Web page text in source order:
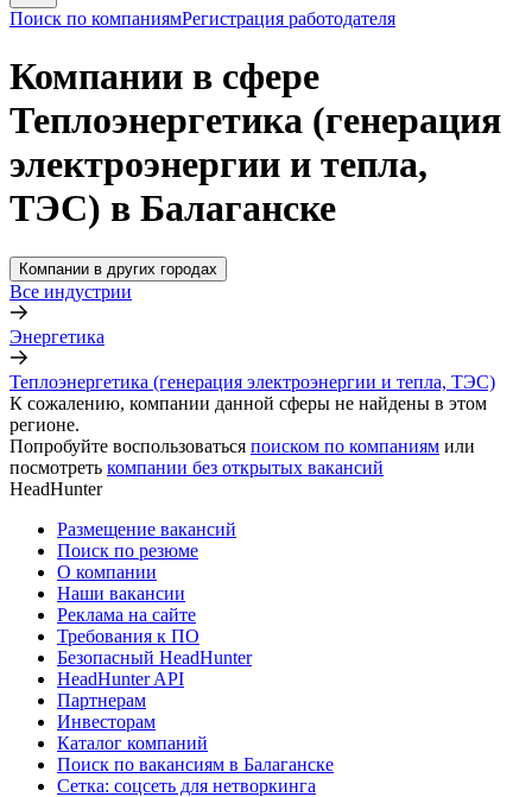
Поиск по компаниямРегистрация работодателя
Компании в сфере
Теплоэнергетика (генерация
электроэнергии и тепла,
ТЭС) в Балаганске
Компании в других городах
Все индустрии
Энергетика
Теплоэнергетика (генерация электроэнергии и тепла, ТЭС)
К сожалению, компании данной сферы не найдены в этом
регионе.
Попробуйте воспользоваться поиском по компаниям или
посмотреть компании без открытых вакансий
HeadHunter
Размещение вакансий
Поиск по резюме
О компании
Наши вакансии
Реклама на сайте
Требования к ПО
Безопасный HeadHunter
HeadHunter API
Партнерам
Инвесторам
Каталог компаний
Поиск по вакансиям в Балаганске
Сетка: соцсеть для нетворкинга